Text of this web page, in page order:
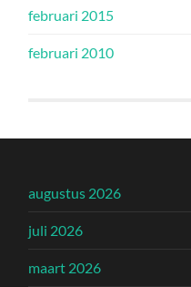
februari 2015
februari 2010
augustus 2026
juli 2026
maart 2026